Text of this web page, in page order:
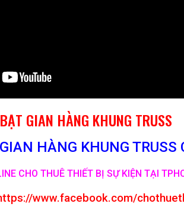
GIAN HÀNG KHUNG TRUSS
HÀNG KHUNG
CHO THUÊ THIẾT BỊ SỰ KIỆN TẠI
www.facebook.com/